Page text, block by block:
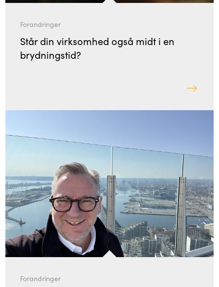
Forandringer
Står din virksomhed også midt i en
brydningstid?
Forandringer